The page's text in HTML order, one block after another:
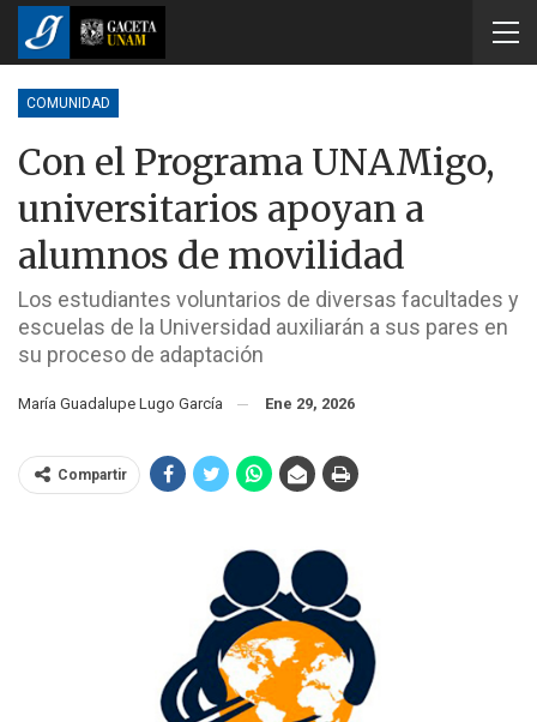
COMUNIDAD
Con el Programa UNAMigo,
universitarios apoyan a
alumnos de movilidad
Los estudiantes voluntarios de diversas facultades y
escuelas de la Universidad auxiliarán a sus pares en
su proceso de adaptación
María Guadalupe Lugo García Ene 29, 2026
Compartir